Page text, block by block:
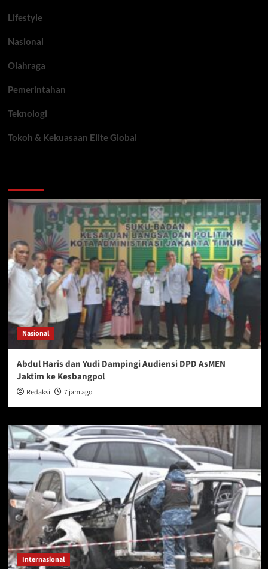
Lifestyle
Nasional
Olahraga
Pemerintahan
Teknologi
Tokoh & Kekuasaan Elite Global
Nasional
Abdul Haris dan Yudi Dampingi Audiensi DPD AsMEN
Jaktim ke Kesbangpol
Redaksi 7 jam ago
Internasional